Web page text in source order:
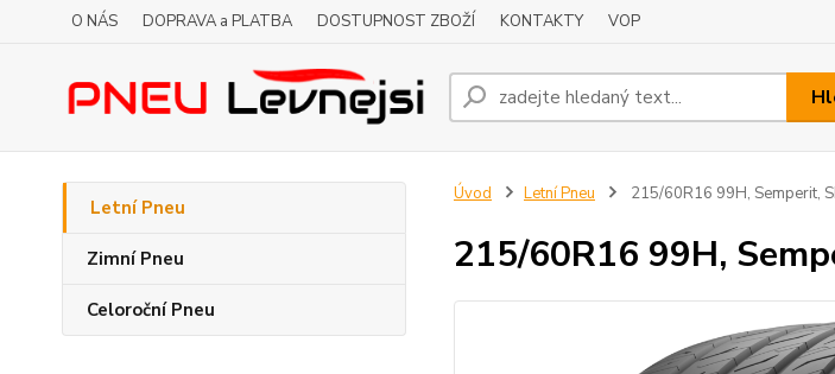
O NÁS DOPRAVA a PLATBA DOSTUPNOST ZBOŽÍ KONTAKTY VOP
Letní Pneu
Zimní Pneu
Celoroční Pneu
Úvod Letní Pneu 215/60R16 99H, Semperit,
215/60R16 99H,